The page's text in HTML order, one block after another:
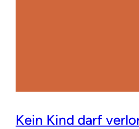
Kein Kind darf